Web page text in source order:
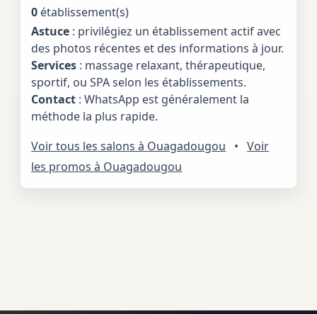
0 établissement(s)
Astuce : privilégiez un établissement actif avec
des photos récentes et des informations à jour.
Services : massage relaxant, thérapeutique,
sportif, ou SPA selon les établissements.
Contact : WhatsApp est généralement la
méthode la plus rapide.
Voir tous les salons à Ouagadougou
• Voir
les promos à Ouagadougou